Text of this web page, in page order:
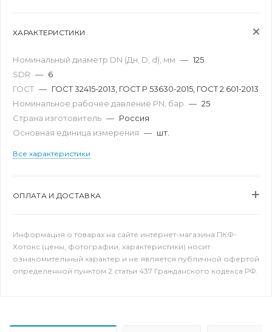
ХАРАКТЕРИСТИКИ
Номинальный диаметр DN (Дн, D, d), мм — 125
SDR — 6
ГОСТ — ГОСТ 32415-2013, ГОСТ Р 53630-2015, ГОСТ 2.601-2013
Номинальное рабочее давление PN, бар — 25
Страна изготовитель — Россия
Основная единица измерения — шт.
Все характеристики
ОПЛАТА И ДОСТАВКА
Информация о товарах на сайте интернет-магазина ПКФ-
Хотокс (цены, фотографии, характеристики) носит
ознакомительный характер и не является публичной офертой
определенной пунктом 2 статьи 437 Гражданского кодекса РФ.